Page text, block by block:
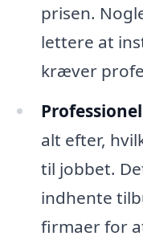
prisen.
lettere at
kræver
alt efter,
til jobbet.
indhente
firmaer for